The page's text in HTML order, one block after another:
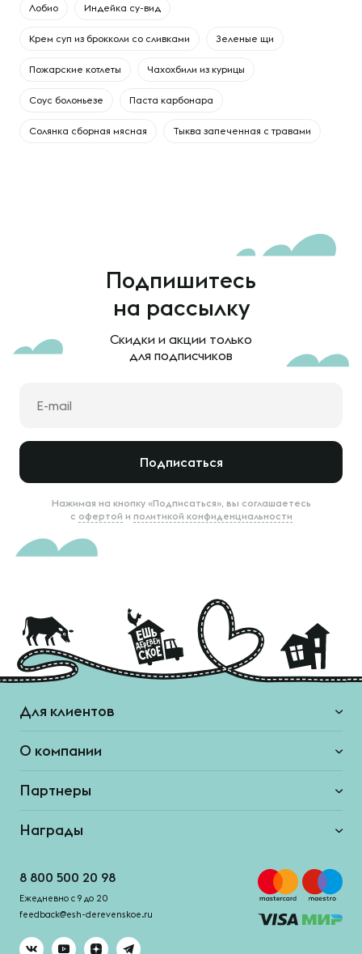
Лобио Индейка су-вид
Крем суп из брокколи со сливками Зеленые щи
Пожарские котлеты Чахохбили из курицы
Соус болоньезе Паста карбонара
Солянка сборная мясная Тыква запеченная с травами
Подпишитесь
на рассылку
Скидки и акции только
для подписчиков
Подписаться
Нажимая на кнопку «Подписаться», вы соглашаетесь
с офертой и политикой конфиденциальности
Для клиентов
О компании
Партнеры
Награды
8 800 500 20 98
Ежедневно с 9 до 20
feedback@esh-derevenskoe.ru